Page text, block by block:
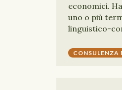
economici.
uno o più
linguistico-
CONSULENZA